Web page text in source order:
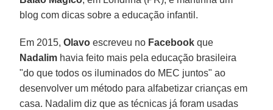
blog com dicas sobre a educação infantil.
Em 2015,Olavo escreveu no Facebook que
Nadalim havia feito mais pela educação brasileira
"do que todos os iluminados do MEC juntos" ao
desenvolver um método para alfabetizar crianças em
casa. Nadalim diz que as técnicas já foram usadas